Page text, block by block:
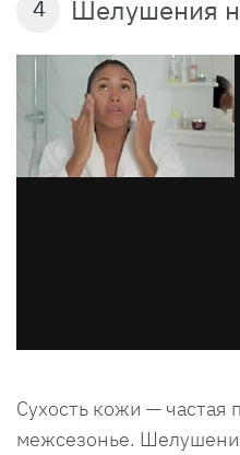
4 Шелушения
Сухость кожи — частая
межсезонье.